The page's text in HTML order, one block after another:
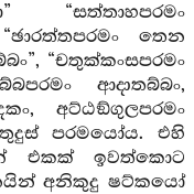
“සත්තාහපරමං
තෙන
“චතුක්කංසපරමං
ආදාතබ්බං,
අට්ඨඞ්ගුලපරමං
පරමයෝය. එහි
එකක් ඉවත්කොට
අනිකුදු ෂට්කයෝ